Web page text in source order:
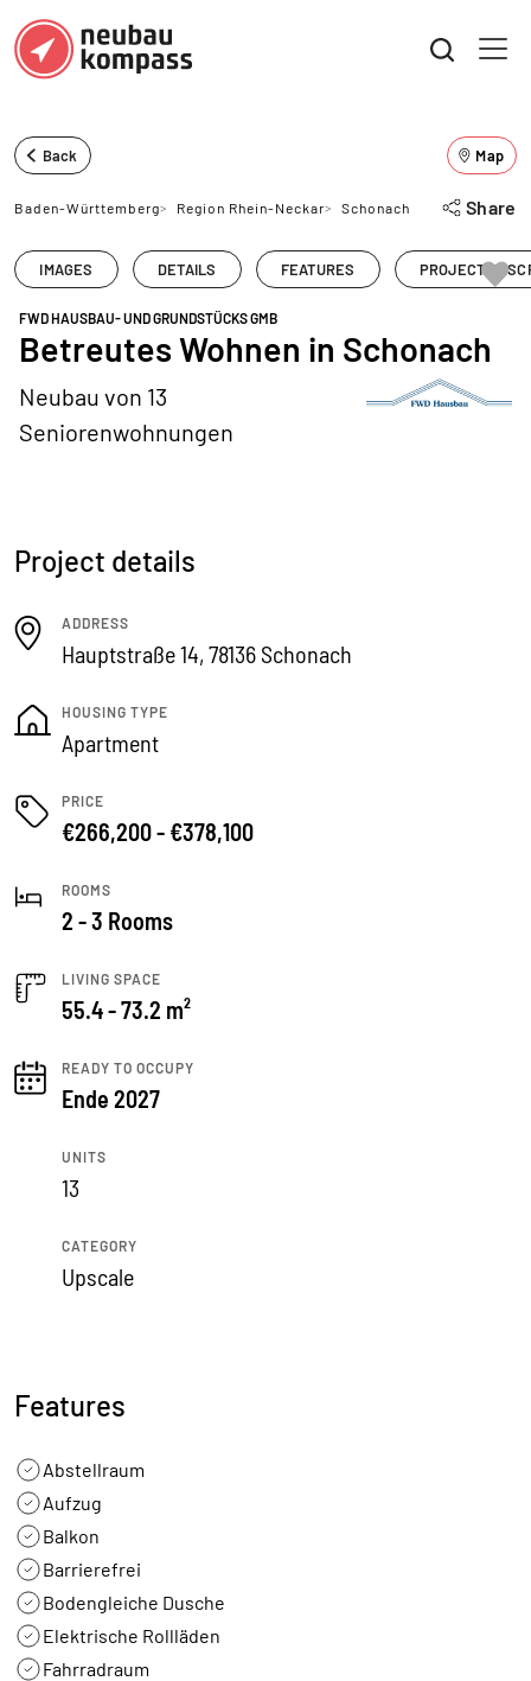
Back Map
Baden-Württemberg> Region Rhein-Neckar> Schonach Share
IMAGES DETAILS FEATURES PROJECT
FWD HAUSBAU- UND GRUNDSTÜCKS GMB
Betreutes Wohnen in Schonach
Neubau von 13
Seniorenwohnungen
Project details
ADDRESS
Hauptstraße 14, 78136 Schonach
HOUSING TYPE
Apartment
PRICE
€266,200 - €378,100
ROOMS
2 - 3 Rooms
LIVING SPACE
55.4 - 73.2 m²
READY TO OCCUPY
Ende 2027
UNITS
13
CATEGORY
Upscale
Features
Abstellraum
Aufzug
Balkon
Barrierefrei
Bodengleiche Dusche
Elektrische Rollläden
Fahrradraum